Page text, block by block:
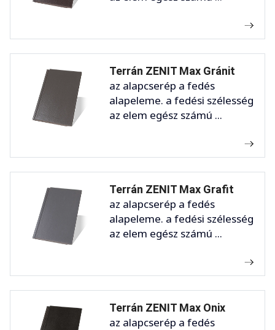
Terrán ZENIT Max Gránit
az alapcserép a fedés
alapeleme. a fedési szélesség
az elem egész számú ...
Terrán ZENIT Max Grafit
az alapcserép a fedés
alapeleme. a fedési szélesség
az elem egész számú ...
Terrán ZENIT Max Onix
az alapcserép a fedés